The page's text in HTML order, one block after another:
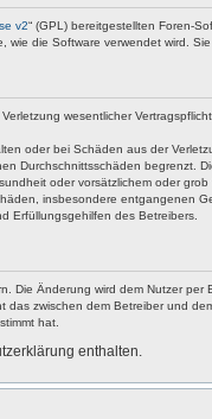
v2“ (GPL) bereitgestellten Foren-
die Software verwendet wird.
wesentlicher
oder bei Schäden aus der
Durchschnittsschäden begrenzt.
oder vorsätzlichem oder
insbesondere entgangenen
Erfüllungsgehilfen des Betreibers.
Die Änderung wird dem Nutzer per
zwischen dem Betreiber und
hat.
enthalten.